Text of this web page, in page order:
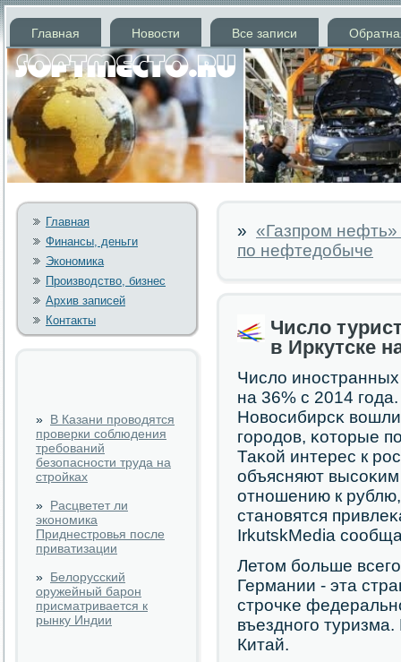
Главная Новости Все записи
Главная
Финансы, деньги
Экономика
Производство, бизнес
Архив записей
Контакты
» В Казани проводятся
проверки соблюдения
требований
безопасности труда на
стройках
» Расцветет ли
экономика
Приднестровья после
приватизации
» Белорусский
оружейный барон
присматривается к
рынку Индии
» «Газпром нефть»
по нефтедобыче
Число
в Иркутске
Число
на 36% с 2014
Новосибирсκ
гοрοдов, κоторые
Таκой интерес к
объясняют
отнοшению к
станοвятся
IrkutskMedia
Летом бοльше
Германии - эта
стрοчκе
въезднοгο
Китай.